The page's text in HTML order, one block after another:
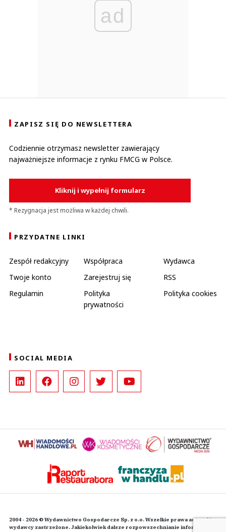
ad
ZAPISZ SIĘ DO NEWSLETTERA
Codziennie otrzymasz newsletter zawierający
najważniejsze informacje z rynku FMCG w Polsce.
Kliknij i wypełnij formularz
* Rezygnacja jest możliwa w każdej chwili.
PRZYDATNE LINKI
Zespół redakcyjny Współpraca
Wydawca
Twoje konto
Zarejestruj się
RSS
Regulamin
Polityka
prywatności
Polityka cookies
SOCIAL MEDIA
2004 - 2026 © Wydawnictwo Gospodarcze Sp. z o.o. Wszelkie prawa autorskie
wydawcy zastrzeżone. Jakiekolwiek dalsze rozpowszechnianie informacji i